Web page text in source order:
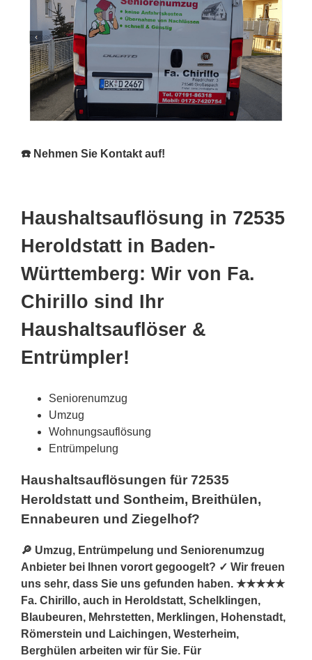
☎️ Nehmen Sie Kontakt auf!
Haushaltsauflösung in 72535
Heroldstatt in Baden-
Württemberg: Wir von Fa.
Chirillo sind Ihr
Haushaltsauflöser &
Entrümpler!
Seniorenumzug
Umzug
Wohnungsauflösung
Entrümpelung
Haushaltsauflösungen für 72535
Heroldstatt und Sontheim, Breithülen,
Ennabeuren und Ziegelhof?
🔎 Umzug, Entrümpelung und Seniorenumzug
Anbieter bei Ihnen vorort gegoogelt? ✓ Wir freuen
uns sehr, dass Sie uns gefunden haben. ★★★★★
Fa. Chirillo, auch in Heroldstatt, Schelklingen,
Blaubeuren, Mehrstetten, Merklingen, Hohenstadt,
Römerstein und Laichingen, Westerheim,
Berghülen arbeiten wir für Sie. Für